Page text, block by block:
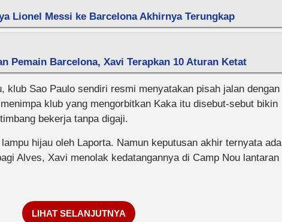
Lionel Messi ke Barcelona Akhirnya Terungkap
Pemain Barcelona, Xavi Terapkan 10 Aturan Ketat
klub Sao Paulo sendiri resmi menyatakan pisah jalan dengan
klub yang mengorbitkan Kaka itu disebut-sebut bikin
bekerja tanpa digaji.
hijau oleh Laporta. Namun keputusan akhir ternyata ada
Alves, Xavi menolak kedatangannya di Camp Nou lantaran
LIHAT SELANJUTNYA